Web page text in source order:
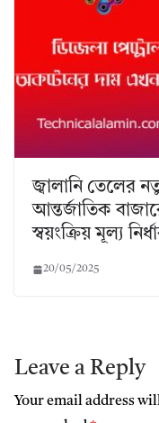
জ্বালানি তেলের
আন্তর্জাতিক
স্বয়ংক্রিয় মূল্য
20/05/2025
Leave a Reply
Your email address